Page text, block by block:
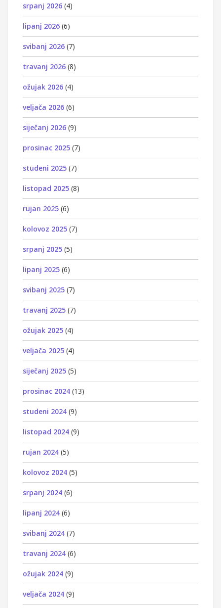
srpanj 2026 (4)
lipanj 2026 (6)
svibanj 2026 (7)
travanj 2026 (8)
ožujak 2026 (4)
veljača 2026 (6)
siječanj 2026 (9)
prosinac 2025 (7)
studeni 2025 (7)
listopad 2025 (8)
rujan 2025 (6)
kolovoz 2025 (7)
srpanj 2025 (5)
lipanj 2025 (6)
svibanj 2025 (7)
travanj 2025 (7)
ožujak 2025 (4)
veljača 2025 (4)
siječanj 2025 (5)
prosinac 2024 (13)
studeni 2024 (9)
listopad 2024 (9)
rujan 2024 (5)
kolovoz 2024 (5)
srpanj 2024 (6)
lipanj 2024 (6)
svibanj 2024 (7)
travanj 2024 (6)
ožujak 2024 (9)
veljača 2024 (9)